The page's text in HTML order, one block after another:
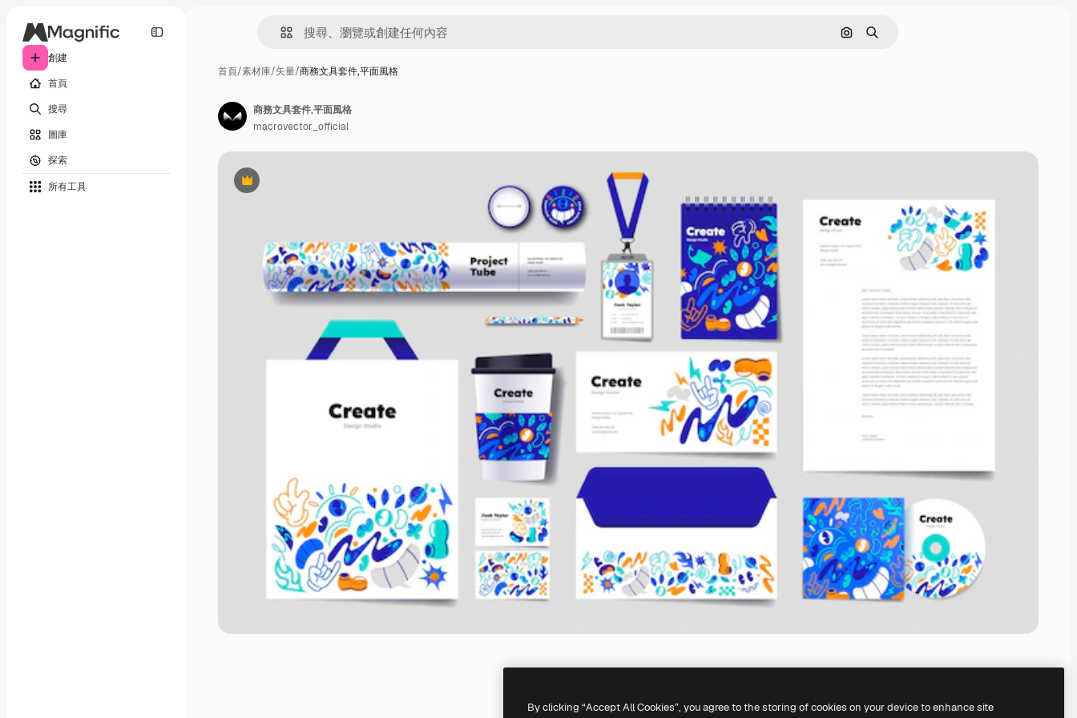
創建
首頁
搜尋
圖庫
探索
所有工具
通過圖像搜索
搜尋
首頁/素材庫/矢量/商務文具套件,平面風格
Premium
商務文具套件,平面風格
macrovector_official
By clicking “Accept All Cookies”, you agree to the storing of cookies on your device to enhance site